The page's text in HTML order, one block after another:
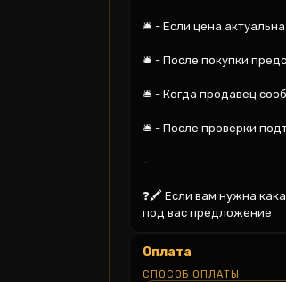
🛎️ - Если цена
🛎️ - После покупки
🛎️ - Когда продавец
🛎️ - После проверки
-
❓🖍️ Если вам нужна
под вас предложение
Оплата
СПОСОБ ОПЛАТЫ